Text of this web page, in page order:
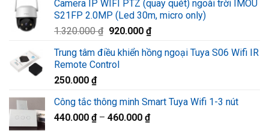
là:
1.580.000 ₫.
tại
là:
Camera IP WIFI PTZ (quay quét) ngoài trời IMOU
S21FP 2.0MP (Led 30m, micro only)
1.320.000₫ Giá
là:
1.320.000 ₫.
920.000 ₫Giá
tại
Trung tâm điều khiển hồng ngoại Tuya S06 Wifi IR
Remote Control
250.000 ₫
Công tắc thông minh Smart Tuya Wifi 1-3 nút
440.000 ₫– 460.000 ₫